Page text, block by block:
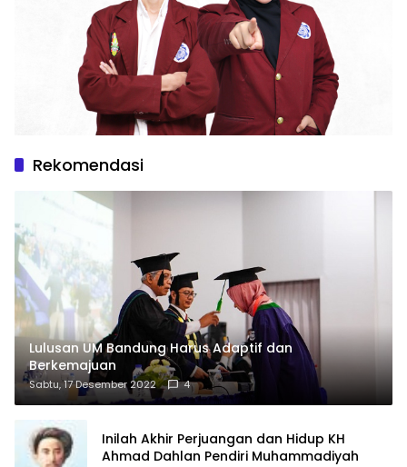
Rekomendasi
Lulusan UM Bandung Harus Adaptif dan
Berkemajuan
Sabtu, 17 Desember 2022 4
Inilah Akhir Perjuangan dan Hidup KH
Ahmad Dahlan Pendiri Muhammadiyah